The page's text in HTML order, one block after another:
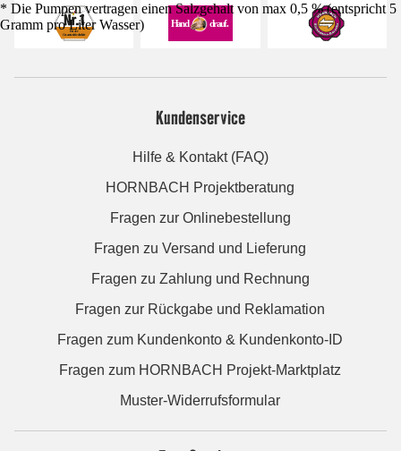
* Die Pumpen vertragen einen Salzgehalt von max 0,5 % (entspricht 5
Gramm pro Liter Wasser)
Kundenservice
Hilfe & Kontakt (FAQ)
HORNBACH Projektberatung
Fragen zur Onlinebestellung
Fragen zu Versand und Lieferung
Fragen zu Zahlung und Rechnung
Fragen zur Rückgabe und Reklamation
Fragen zum Kundenkonto & Kundenkonto-ID
Fragen zum HORNBACH Projekt-Marktplatz
Muster-Widerrufsformular